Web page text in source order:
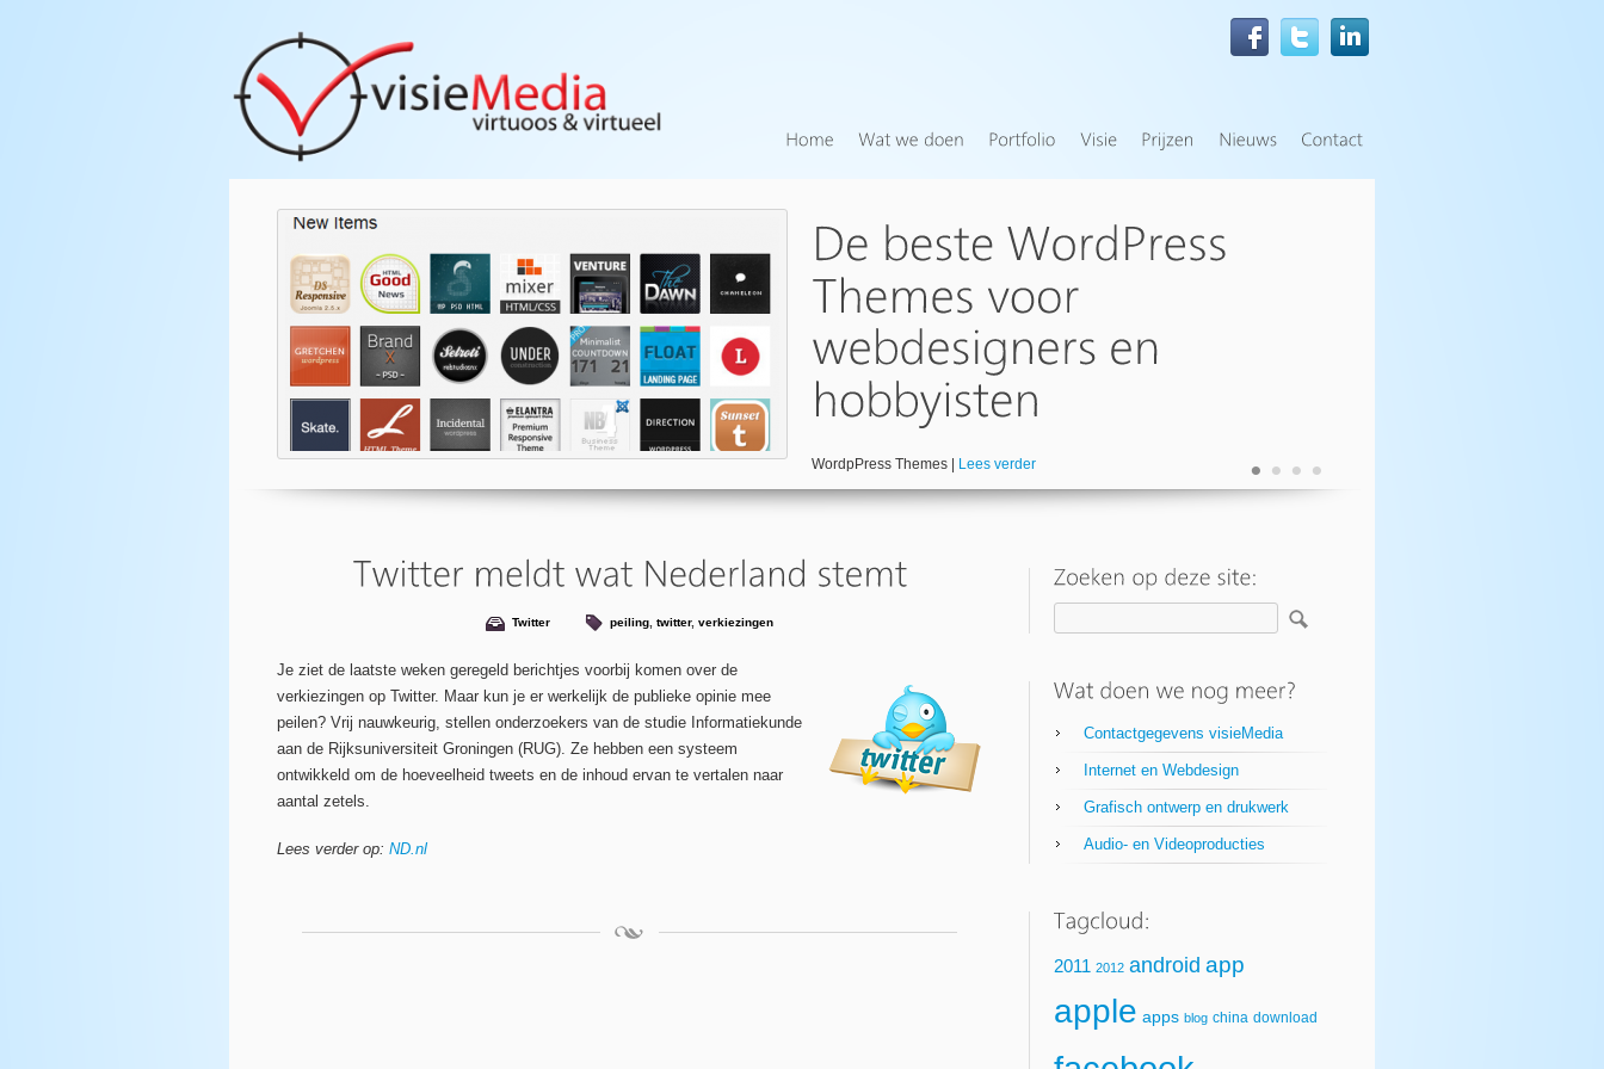
WordpPress Themes | Lees verder • • • •
Twitter peiling twitter, verkiezingen
Je ziet de laatste weken geregeld berichtjes voorbij komen over de
verkiezingen op Twitter. Maar kun je er werkelijk de publieke opinie mee
peilen? Vrij nauwkeurig, stellen onderzoekers van de studie Informatiekunde
aan de Rijksuniversiteit Groningen (RUG). Ze hebben een systeem
ontwikkeld om de hoeveelheid tweets en de inhoud ervan te vertalen naar
aantal zetels.
Lees verder op: ND.nl
Contactgegevens visieMedia
Internet en Webdesign
Grafisch ontwerp en drukwerk
Audio- en Videoproducties
2011 2012 android app
apple apps blog china download